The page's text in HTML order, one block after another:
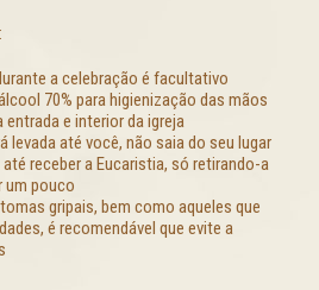
a celebração é facultativo
70% para higienização das mãos
e interior da igreja
levada até você, não saia do seu lugar
receber a Eucaristia, só retirando-a
um pouco
gripais, bem como aqueles que
é recomendável que evite a